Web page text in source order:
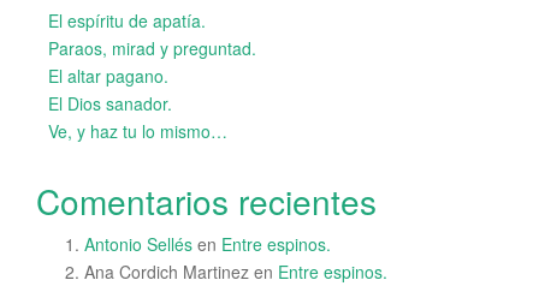
El espíritu de apatía.
Paraos, mirad y preguntad.
El altar pagano.
El Dios sanador.
Ve, y haz tu lo mismo…
Comentarios recientes
Antonio Sellés en Entre espinos.
Ana Cordich Martinez en Entre espinos.